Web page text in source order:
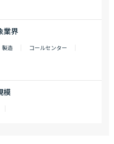
業界
製造 コールセンター
模